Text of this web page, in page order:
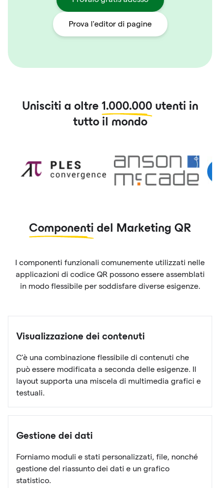
Prova l'editor di pagine
Unisciti a oltre 1.000.000utenti in
tutto il mondo
Componenti del Marketing QR
I componenti funzionali comunemente utilizzati nelle
applicazioni di codice QR possono essere assemblati
in modo flessibile per soddisfare diverse esigenze.
Visualizzazione dei contenuti
C'è una combinazione flessibile di contenuti che
può essere modificata a seconda delle esigenze. Il
layout supporta una miscela di multimedia grafici e
testuali.
Gestione dei dati
Forniamo moduli e stati personalizzati, file, nonché
gestione del riassunto dei dati e un grafico
statistico.